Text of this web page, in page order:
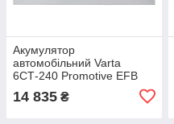
Акумулятор
автомобільний Varta
6СТ-240 Promotive EFB
14 835 ₴